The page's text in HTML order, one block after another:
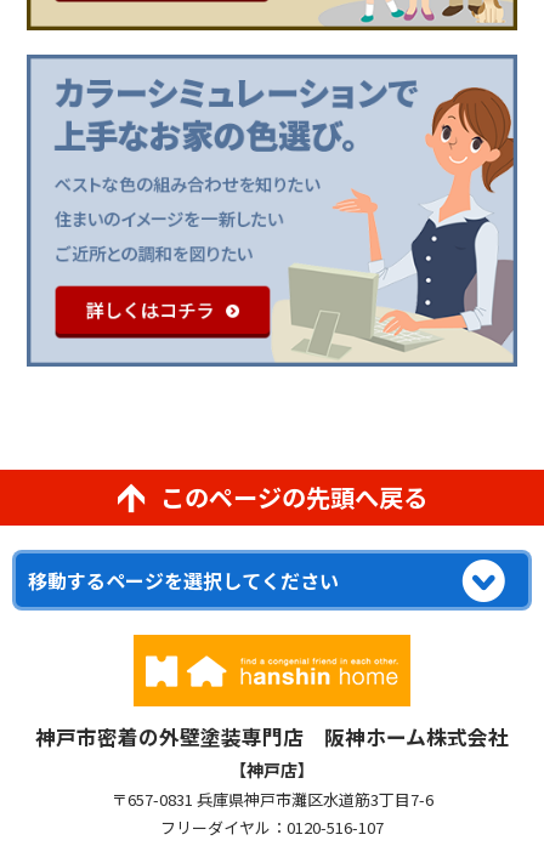
このページの先頭へ戻る
神戸市密着の外壁塗装専門店 阪神ホーム株式会社
【神戸店】
〒657-0831 兵庫県神戸市灘区水道筋3丁目7-6
フリーダイヤル：0120-516-107